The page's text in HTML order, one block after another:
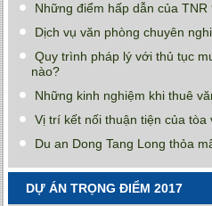
Những điểm hấp dẫn của
Dịch vụ văn phòng chuyên
Quy trình pháp lý với thủ tục
nào?
Những kinh nghiệm khi thuê
Vị trí kết nối thuận tiện của tòa
Du an Dong Tang Long thỏa
DỰ ÁN TRỌNG ĐIỂM 2017